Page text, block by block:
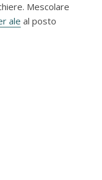
Mescolare
ale al posto